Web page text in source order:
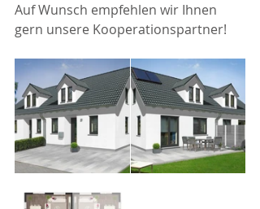
Auf Wunsch empfehlen wir Ihnen
gern unsere Kooperationspartner!